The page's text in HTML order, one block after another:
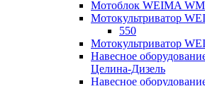
Мотоблок WEIMA
Мотокультриватор
550
Мотокультриватор
Навесное
Целина-Дизель
Навесное